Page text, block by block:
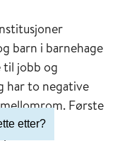
barn i barnehage
jobb og
har to negative
Første
etteretter?